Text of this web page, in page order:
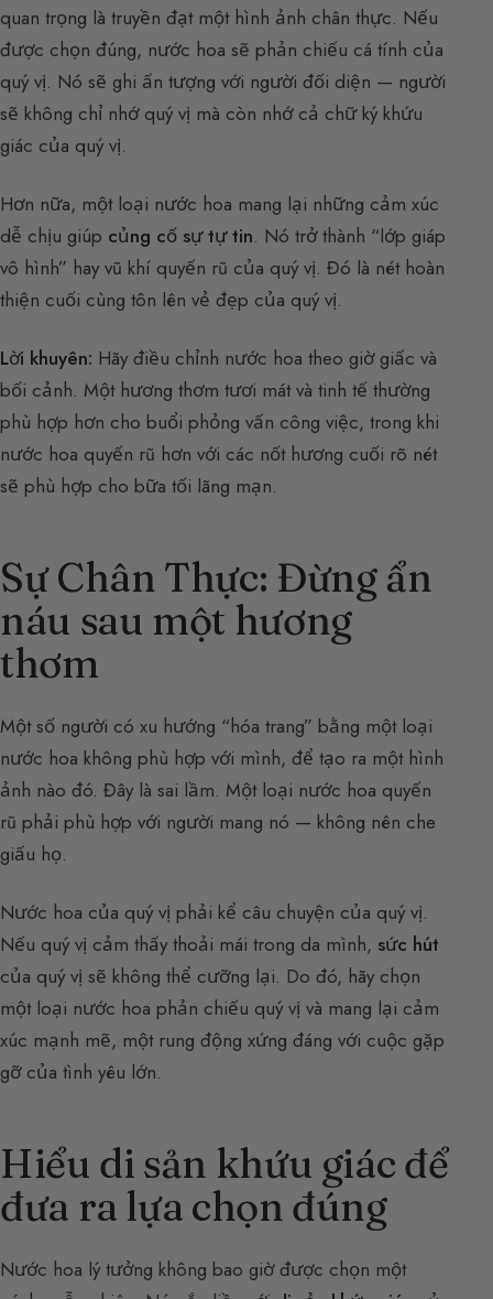
quan trọng là truyền đạt một hình ảnh chân thực. Nếu
được chọn đúng, nước hoa sẽ phản chiếu cá tính của
quý vị. Nó sẽ ghi ấn tượng với người đối diện — người
sẽ không chỉ nhớ quý vị mà còn nhớ cả chữ ký khứu
giác của quý vị.
Hơn nữa, một loại nước hoa mang lại những cảm xúc
dễ chịu giúp củng cố sự tự tin. Nó trở thành “lớp giáp
vô hình” hay vũ khí quyến rũ của quý vị. Đó là nét hoàn
thiện cuối cùng tôn lên vẻ đẹp của quý vị.
Lời khuyên: Hãy điều chỉnh nước hoa theo giờ giấc và
bối cảnh. Một hương thơm tươi mát và tinh tế thường
phù hợp hơn cho buổi phỏng vấn công việc, trong khi
nước hoa quyến rũ hơn với các nốt hương cuối rõ nét
sẽ phù hợp cho bữa tối lãng mạn.
Sự Chân Thực: Đừng ẩn
náu sau một hương
thơm
Một số người có xu hướng “hóa trang” bằng một loại
nước hoa không phù hợp với mình, để tạo ra một hình
ảnh nào đó. Đây là sai lầm. Một loại nước hoa quyến
rũ phải phù hợp với người mang nó — không nên che
giấu họ.
Nước hoa của quý vị phải kể câu chuyện của quý vị.
Nếu quý vị cảm thấy thoải mái trong da mình, sức hút
của quý vị sẽ không thể cưỡng lại. Do đó, hãy chọn
một loại nước hoa phản chiếu quý vị và mang lại cảm
xúc mạnh mẽ, một rung động xứng đáng với cuộc gặp
gỡ của tình yêu lớn.
Hiểu di sản khứu giác để
đưa ra lựa chọn đúng
Nước hoa lý tưởng không bao giờ được chọn một